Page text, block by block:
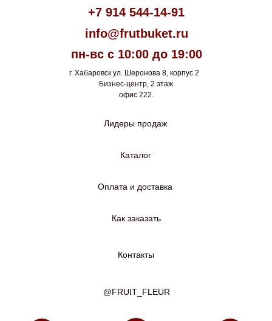
+7 914 544-14-91
info@frutbuket.ru
пн-вс с 10:00 до 19:00
г. Хабаровск ул. Шеронова 8, корпус 2
Бизнес-центр, 2 этаж
офис 222.
Лидеры продаж
Каталог
Оплата и доставка
Как заказать
@FRUIT_FLEUR
Контакты